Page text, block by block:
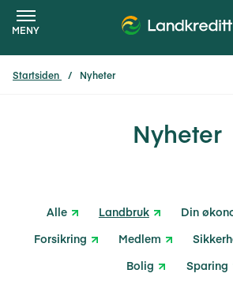
MENY
Startsiden Nyheter
Nyheter
Alle Landbruk Din
Forsikring
Medlem
Bolig
Sparing